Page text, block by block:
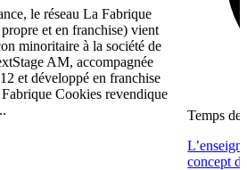
le réseau La Fabrique
et en franchise) vient
minoritaire à la société de
AM, accompagnée
et développé en franchise
Cookies revendique
Temps de
concept